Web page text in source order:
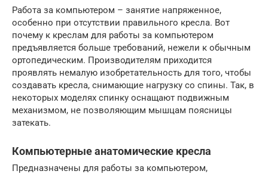
Работа за компьютером – занятие напряженное,
особенно при отсутствии правильного кресла. Вот
почему к креслам для работы за компьютером
предъявляется больше требований, нежели к обычным
ортопедическим. Производителям приходится
проявлять немалую изобретательность для того, чтобы
создавать кресла, снимающие нагрузку со спины. Так, в
некоторых моделях спинку оснащают подвижным
механизмом, не позволяющим мышцам поясницы
затекать.
Компьютерные анатомические кресла
Предназначены для работы за компьютером,